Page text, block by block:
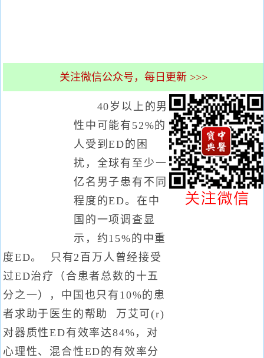
关注微信公众号，每日更新 >>>
40岁以上的男
性中可能有52%的
人受到ED的困
扰，全球有至少一
亿名男子患有不同
程度的ED。在中
国的一项调查显
示，约15%的中重
度ED。 只有2百万人曾经接受
过ED治疗（合患者总数的十五
分之一），中国也只有10%的患
者求助于医生的帮助 万艾可(r)
对器质性ED有效率达84%，对
心理性、混合性ED的有效率分